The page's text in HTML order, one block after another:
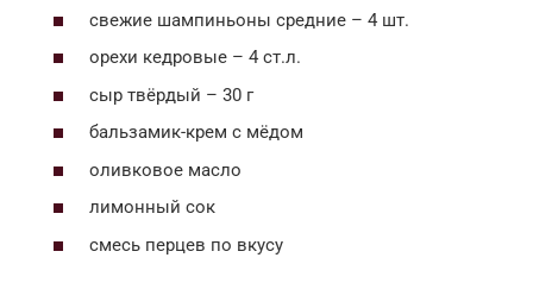
свежие шампиньоны средние – 4 шт.
орехи кедровые – 4 ст.л.
сыр твёрдый – 30 г
бальзамик-крем с мёдом
оливковое масло
лимонный сок
смесь перцев по вкусу